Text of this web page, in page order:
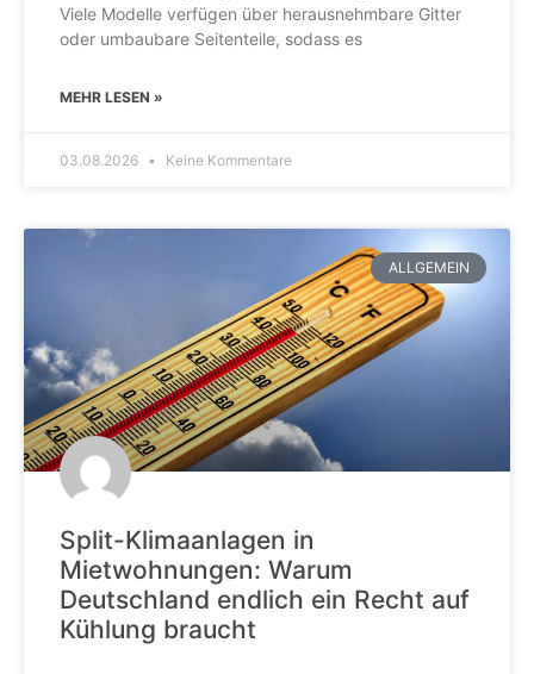
Viele Modelle verfügen über herausnehmbare Gitter
oder umbaubare Seitenteile, sodass es
MEHR LESEN »
03.08.2026 Keine Kommentare
ALLGEMEIN
Split-Klimaanlagen in
Mietwohnungen: Warum
Deutschland endlich ein Recht auf
Kühlung braucht